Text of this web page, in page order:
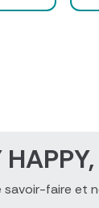
savoir-faire et